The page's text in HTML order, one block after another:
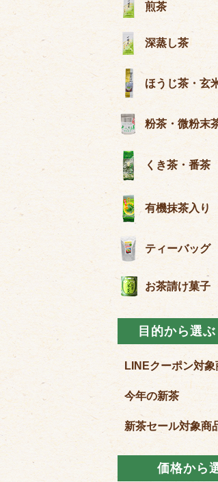
煎茶
深蒸し茶
ほうじ茶・玄
粉茶・微粉末
くき茶・番茶
有機抹茶入り
ティーバッグ
お茶請け菓子
目的から
LINEクーポン対象
今年の新茶
新茶セール対象商
価格から